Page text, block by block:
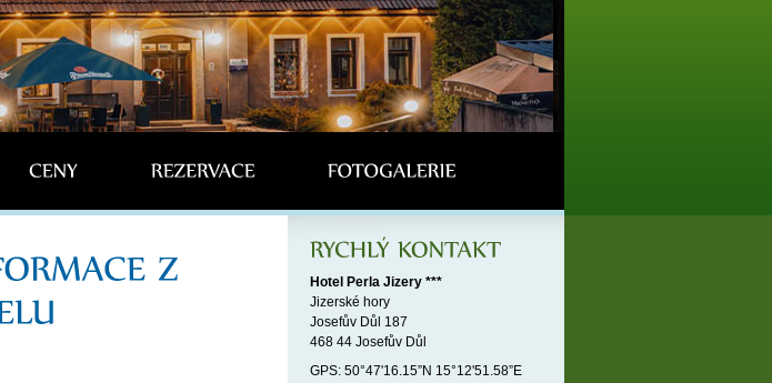
Hotel Perla Jizery ***
Jizerské hory
Josefův Důl 187
468 44 Josefův Důl
GPS: 50°47'16.15”N 15°12'51.58”E